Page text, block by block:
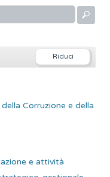
Corruzione e della
e attività